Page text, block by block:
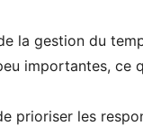
la gestion du
importantes, ce
prioriser les